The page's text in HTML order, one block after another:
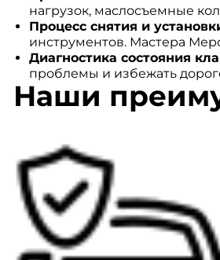
нагрузок, маслосъемные
Процесс снятия и
инструментов. Мастера
Диагностика состояния
проблемы и избежать
Наши